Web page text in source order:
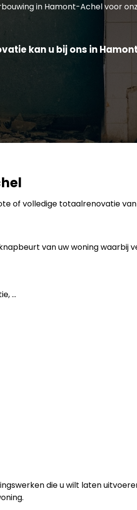
in Hamont-Achel voor
kan u bij ons in
of volledige totaalrenovatie
van uw woning
…
die u wilt laten